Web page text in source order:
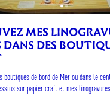
MES
DANS DES
boutiques de bord de Mer ou dans le
sur papier craft et mes